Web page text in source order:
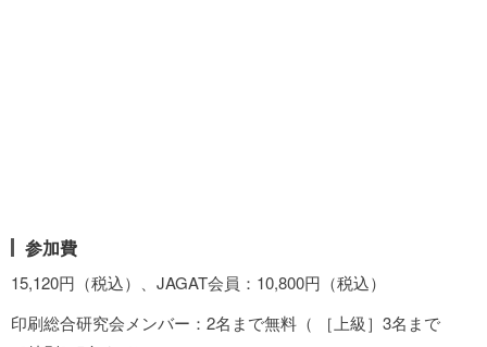
参加費
15,120円（税込）、JAGAT会員：10,800円（税込）
印刷総合研究会メンバー：2名まで無料（ ［上級］3名まで